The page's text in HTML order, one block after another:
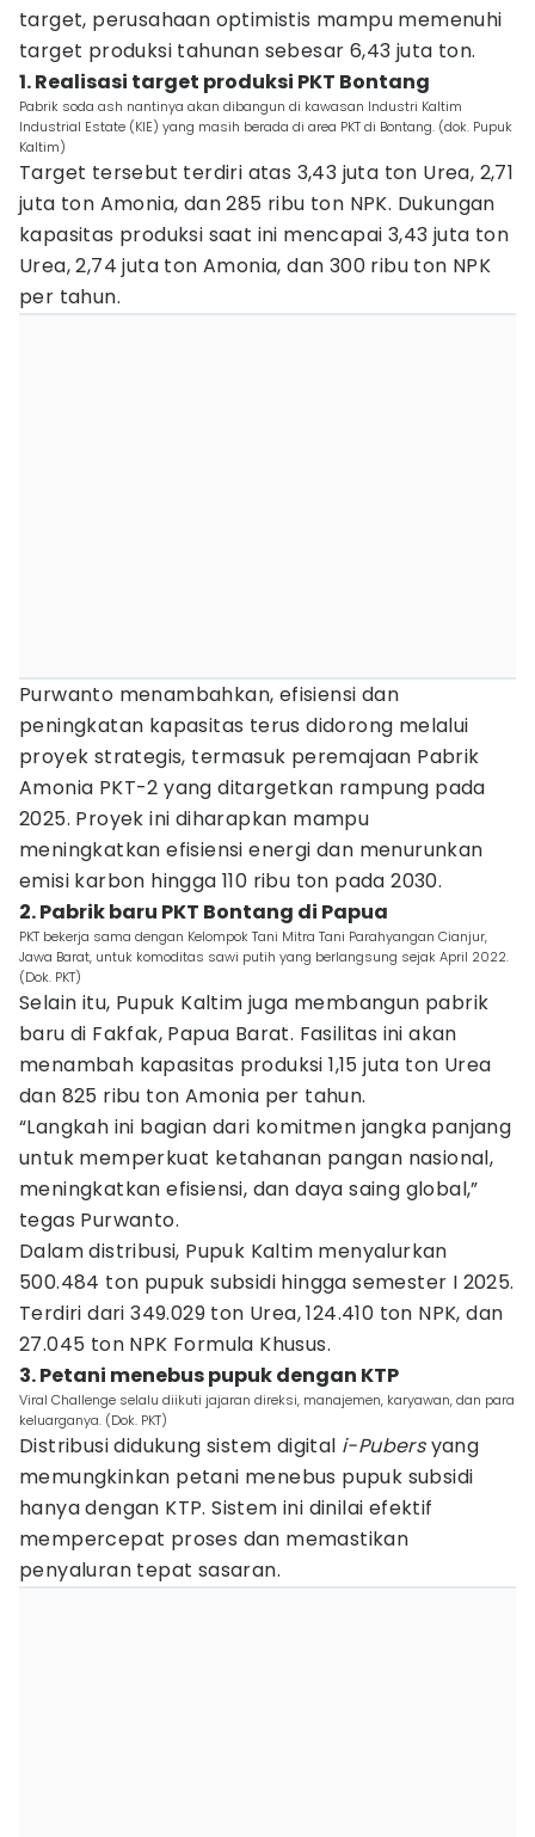
target, perusahaan optimistis mampu memenuhi
target produksi tahunan sebesar 6,43 juta ton.
1. Realisasi target produksi PKT Bontang
Pabrik soda ash nantinya akan dibangun di kawasan Industri Kaltim
Industrial Estate (KIE) yang masih berada di area PKT di Bontang. (dok. Pupuk
Kaltim)
Target tersebut terdiri atas 3,43 juta ton Urea, 2,71
juta ton Amonia, dan 285 ribu ton NPK. Dukungan
kapasitas produksi saat ini mencapai 3,43 juta ton
Urea, 2,74 juta ton Amonia, dan 300 ribu ton NPK
per tahun.
Purwanto menambahkan, efisiensi dan
peningkatan kapasitas terus didorong melalui
proyek strategis, termasuk peremajaan Pabrik
Amonia PKT-2 yang ditargetkan rampung pada
2025. Proyek ini diharapkan mampu
meningkatkan efisiensi energi dan menurunkan
emisi karbon hingga 110 ribu ton pada 2030.
2. Pabrik baru PKT Bontang di Papua
PKT bekerja sama dengan Kelompok Tani Mitra Tani Parahyangan Cianjur,
Jawa Barat, untuk komoditas sawi putih yang berlangsung sejak April 2022.
(Dok. PKT)
Selain itu, Pupuk Kaltim juga membangun pabrik
baru di Fakfak, Papua Barat. Fasilitas ini akan
menambah kapasitas produksi 1,15 juta ton Urea
dan 825 ribu ton Amonia per tahun.
“Langkah ini bagian dari komitmen jangka panjang
untuk memperkuat ketahanan pangan nasional,
meningkatkan efisiensi, dan daya saing global,”
tegas Purwanto.
Dalam distribusi, Pupuk Kaltim menyalurkan
500.484 ton pupuk subsidi hingga semester I 2025.
Terdiri dari 349.029 ton Urea, 124.410 ton NPK, dan
27.045 ton NPK Formula Khusus.
3. Petani menebus pupuk dengan KTP
Viral Challenge selalu diikuti jajaran direksi, manajemen, karyawan, dan para
keluarganya. (Dok. PKT)
Distribusi didukung sistem digital i-Pubersyang
memungkinkan petani menebus pupuk subsidi
hanya dengan KTP. Sistem ini dinilai efektif
mempercepat proses dan memastikan
penyaluran tepat sasaran.